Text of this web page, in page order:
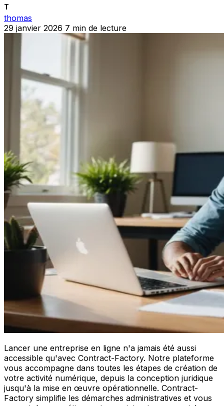
T
thomas
29 janvier 2026 7 min de lecture
Lancer une entreprise en ligne n'a jamais été aussi
accessible qu'avec Contract-Factory. Notre plateforme
vous accompagne dans toutes les étapes de création de
votre activité numérique, depuis la conception juridique
jusqu'à la mise en œuvre opérationnelle. Contract-
Factory simplifie les démarches administratives et vous